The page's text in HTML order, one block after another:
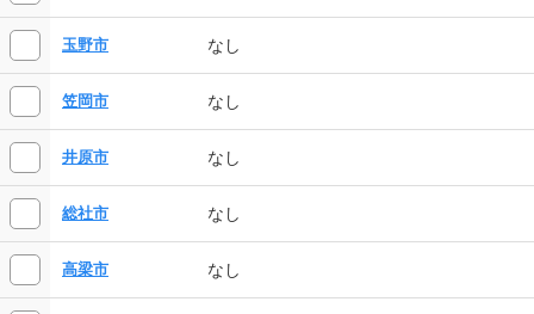
玉野市 なし
笠岡市 なし
井原市 なし
総社市 なし
高梁市 なし